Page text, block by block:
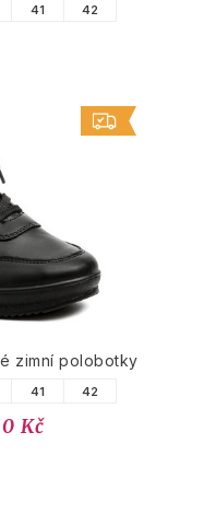
41 42
zimní polobotky
41 42
Kč